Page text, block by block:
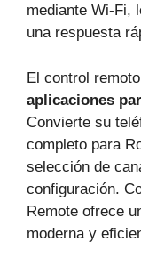
mediante Wi-Fi,
una respuesta
El control
aplicaciones
Convierte su
completo para
selección de
configuración.
Remote ofrece
moderna y